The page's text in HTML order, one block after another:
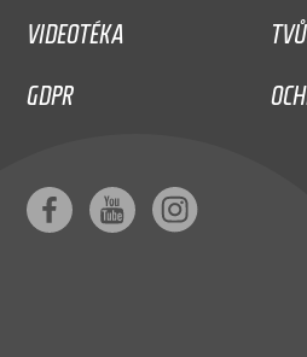
VIDEOTÉKA
GDPR